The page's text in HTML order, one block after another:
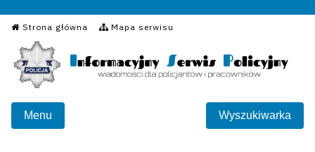
Strona główna Mapa serwisu
Informacyjny Serwis
Menu Wyszukiwarka